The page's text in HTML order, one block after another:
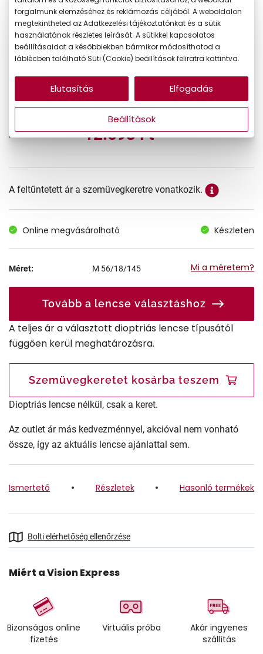
-30%
17.990 Ft
Akciós ár: 12.593 Ft
A feltűntetett ár a szemüvegkeretre vonatkozik.
Online megvásárolható Készleten
Méret: M 56/18/145 Mi a méretem?
Tovább a lencse választáshoz
A teljes ár a választott dioptriás lencse típusától
függően kerül meghatározásra.
Szemüvegkeretet kosárba teszem
Dioptriás lencse nélkül, csak a keret.
Az outlet ár más kedvezménnyel, akcióval nem vonható
össze, így az aktuális lencse ajánlattal sem.
Ismertető Részletek Hasonló termékek
Bolti elérhetőség ellenőrzése
Miért a Vision Express
Bizonságos online
fizetés
Virtuális próba
Akár ingyenes
szállítás
forgalmunk elemzéséhez és reklámozás céljából. A weboldalon
megtekintheted az Adatkezelési tájékoztatónkat és a sütik
használatának részletes leírását. A sütikkel kapcsolatos
beállításaidat a későbbiekben bármikor módosíthatod a
láblécben található Süti (Cookie) beállítások feliratra kattintva.
Beállítások
Elutasítás Elfogadás